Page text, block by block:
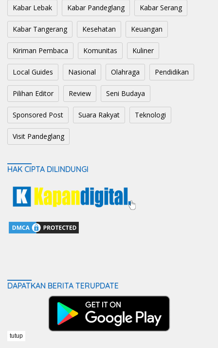
Kabar Lebak Kabar Pandeglang Kabar Serang
Kabar Tangerang Kesehatan Keuangan
Kiriman Pembaca Komunitas Kuliner
Local Guides Nasional Olahraga Pendidikan
Pilihan Editor Review Seni Budaya
Sponsored Post Suara Rakyat Teknologi
Visit Pandeglang
HAK CIPTA DILINDUNGI
DAPATKAN BERITA TERUPDATE
tutup